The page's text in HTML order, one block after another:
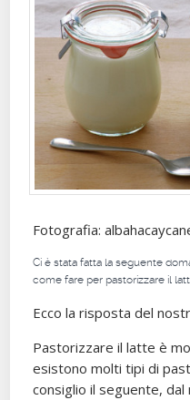
Fotografia:
Ci è stata fatta la seguente
come fare per pastorizzare il
Ecco la risposta del
Pastorizzare il latte è
esistono molti tipi di
consiglio il seguente,